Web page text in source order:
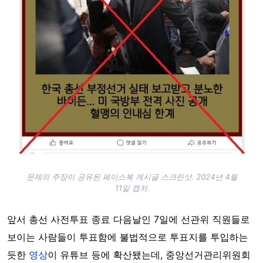
문제의 주장이 공유된 페이스북 게시글 스크린샷. 2024년 4월
11일 캡처.
앞서 총선 사전투표 종료 다음날인 7일에 선관위 직원들로
보이는 사람들이 투표함에 불법적으로 투표지를 투입하는
듯한 영상이 유튜브 등에 확산됐는데, 중앙선거관리위원회